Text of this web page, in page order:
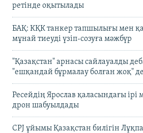
ретінде оқытылады
БАҚ: КҚК танкер тапшылығы мен
мұнай тиеуді үзіп-созуға мәжбүр
"Қазақстан" арнасы сайлауалды
"ешқандай бұрмалау болған жоқ"
Ресейдің Ярослав қаласындағы
дрон шабуылдады
CPJ ұйымы Қазақстан билігін